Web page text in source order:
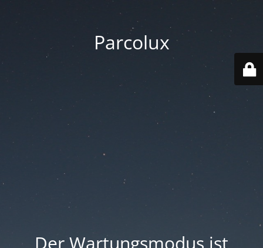
Parcolux
Der Wartungsmodus ist